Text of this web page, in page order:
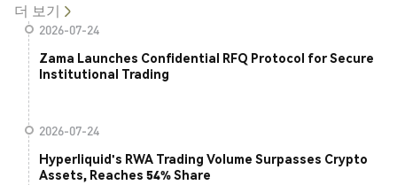
더 보기
2026-07-24
Zama Launches Confidential RFQ Protocol for Secure
Institutional Trading
2026-07-24
Hyperliquid's RWA Trading Volume Surpasses Crypto
Assets, Reaches 54% Share